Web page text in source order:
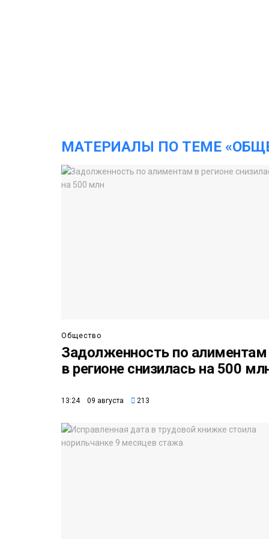
МАТЕРИАЛЫ ПО ТЕМЕ
Общество
Задолженность по алиментам
в регионе снизилась на 500
13:24 09 августа 213